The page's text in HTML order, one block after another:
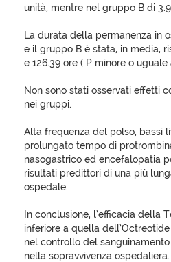
unità, mentre nel gruppo B di 3.9
La durata della permanenza in
e il gruppo B è stata, in media,
e 126.39 ore ( P minore o uguale
Non sono stati osservati effetti
nei gruppi.
Alta frequenza del polso, bassi
prolungato tempo di
nasogastrico ed encefalopatia
risultati predittori di una più
ospedale.
In conclusione, l’efficacia della
inferiore a quella
nel controllo del
nella sopravvivenza ospedaliera.